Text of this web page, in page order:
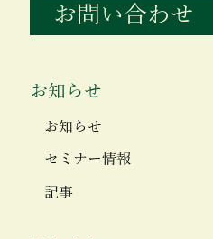
お問い合わせ
お知らせ
お知らせ
セミナー情報
記事